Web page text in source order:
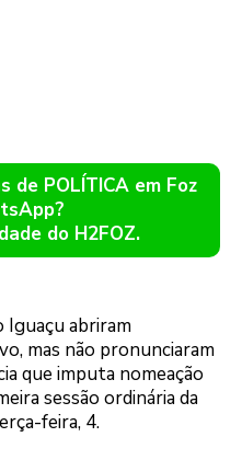
POLÍTICA em Foz
do H2FOZ.
Iguaçu abriram
mas não pronunciaram
que imputa nomeação
sessão ordinária da
feira, 4.